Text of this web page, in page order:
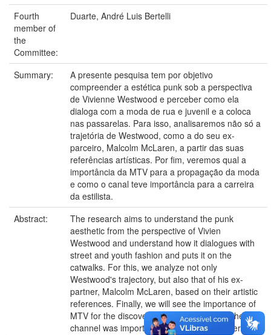
Fourth
member of
the
Committee:
Duarte, André Luis Bertelli
Summary:
A presente pesquisa tem por objetivo
compreender a estética punk sob a perspectiva
de Vivienne Westwood e perceber como ela
dialoga com a moda de rua e juvenil e a coloca
nas passarelas. Para isso, analisaremos não só a
trajetória de Westwood, como a do seu ex-
parceiro, Malcolm McLaren, a partir das suas
referências artísticas. Por fim, veremos qual a
importância da MTV para a propagação da moda
e como o canal teve importância para a carreira
da estilista.
Abstract:
The research aims to understand the punk
aesthetic from the perspective of Vivien
Westwood and understand how it dialogues with
street and youth fashion and puts it on the
catwalks. For this, we analyze not only
Westwood's trajectory, but also that of his ex-
partner, Malcolm McLaren, based on their artistic
references. Finally, we will see the importance of
MTV for the discovery of fashion and how the
channel was important for the stylist's career.